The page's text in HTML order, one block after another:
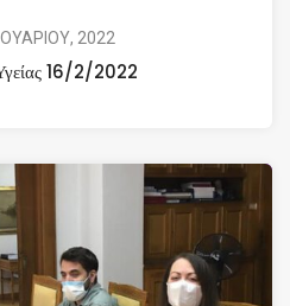
2022
16/2/2022